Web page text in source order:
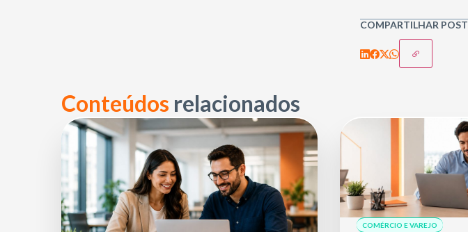
COMPARTILHAR POST
Conteúdos relacionados
COMÉRCIO E VAREJO